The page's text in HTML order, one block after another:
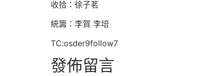
收拾：徐子茗
統籌：李賀 李培
TC:osder9follow7
發佈留言